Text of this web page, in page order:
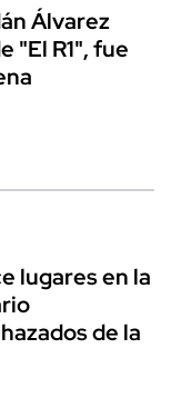
Álvarez
"El R1", fue
lugares en la
de la